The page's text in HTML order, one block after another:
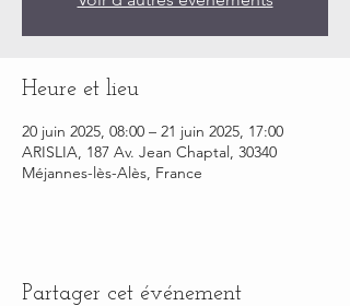
Heure et lieu
20 juin 2025, 08:00 – 21 juin 2025, 17:00
ARISLIA, 187 Av. Jean Chaptal, 30340
Méjannes-lès-Alès, France
Partager cet événement